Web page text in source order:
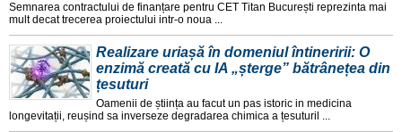
Semnarea contractului de finanțare pentru CET Titan București reprezinta mai
mult decat trecerea proiectului intr-o noua ...
Realizare uriașă în domeniul întineririi: O
enzimă creată cu IA „șterge” bătrânețea din
țesuturi
Oamenii de știința au facut un pas istoric in medicina
longevitații, reușind sa inverseze degradarea chimica a țesuturil ...